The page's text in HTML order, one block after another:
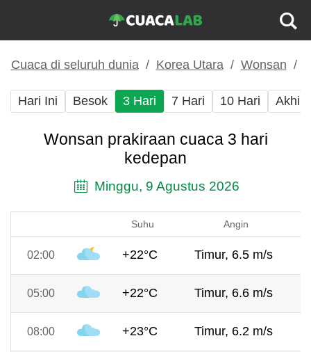
Cuaca di seluruh dunia Korea Utara Wonsan
Hari Ini Besok 3 Hari 7 Hari 10 Hari Akhir
Wonsan prakiraan cuaca 3 hari
kedepan
Minggu, 9 Agustus 2026
Suhu Angin
02:00 +22°C Timur, 6.5 m/s
05:00 +22°C Timur, 6.6 m/s
08:00 +23°C Timur, 6.2 m/s